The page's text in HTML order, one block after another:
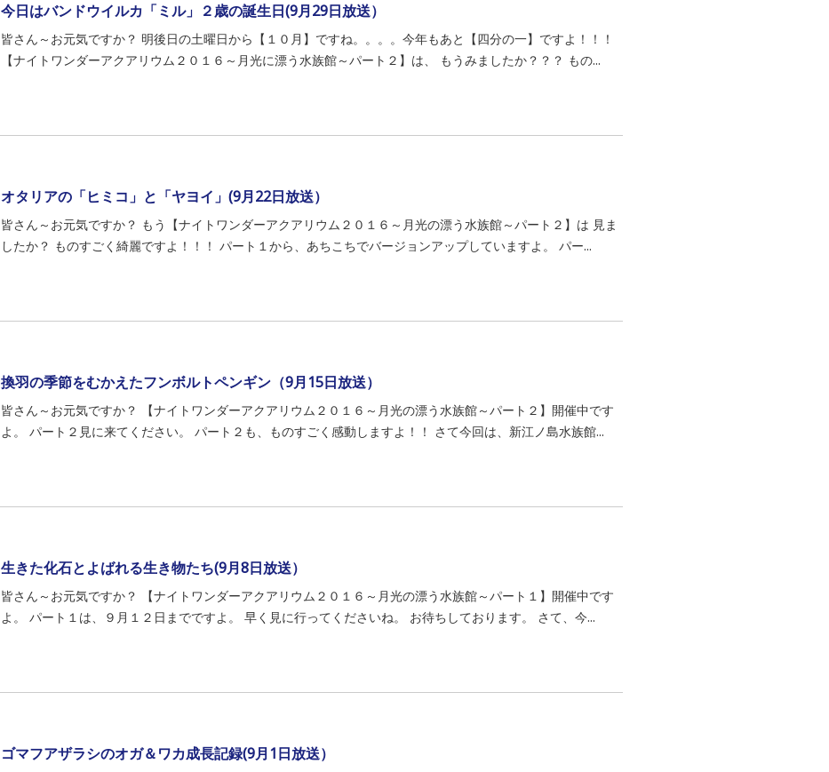
今日はバンドウイルカ「ミル」２歳の誕生日(9月29日放送）
皆さん～お元気ですか？ 明後日の土曜日から【１０月】ですね。。。。今年もあと【四分の一】ですよ！！！
【ナイトワンダーアクアリウム２０１６～月光に漂う水族館～パート２】は、 もうみましたか？？？ もの...
オタリアの「ヒミコ」と「ヤヨイ」(9月22日放送）
皆さん～お元気ですか？ もう【ナイトワンダーアクアリウム２０１６～月光の漂う水族館～パート２】は 見ま
したか？ ものすごく綺麗ですよ！！！ パート１から、あちこちでバージョンアップしていますよ。 パー...
換羽の季節をむかえたフンボルトペンギン（9月15日放送）
皆さん～お元気ですか？ 【ナイトワンダーアクアリウム２０１６～月光の漂う水族館～パート２】開催中です
よ。 パート２見に来てください。 パート２も、ものすごく感動しますよ！！ さて今回は、新江ノ島水族館...
生きた化石とよばれる生き物たち(9月8日放送）
皆さん～お元気ですか？ 【ナイトワンダーアクアリウム２０１６～月光の漂う水族館～パート１】開催中です
よ。 パート１は、９月１２日までですよ。 早く見に行ってくださいね。 お待ちしております。 さて、今...
ゴマフアザラシのオガ＆ワカ成長記録(9月1日放送）